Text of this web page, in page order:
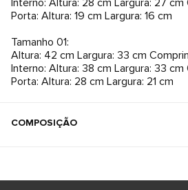
Interno: Altura: 28 cm Largura: 27
Porta: Altura: 19 cm Largura: 16 cm
Tamanho 01:
Altura: 42 cm Largura: 33 cm
Interno: Altura: 38 cm Largura: 33
Porta: Altura: 28 cm Largura: 21 cm
COMPOSIÇÃO